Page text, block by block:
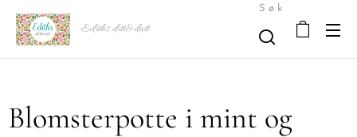
Ediths ditt&datt
Søk
Blomsterpotte i mint og